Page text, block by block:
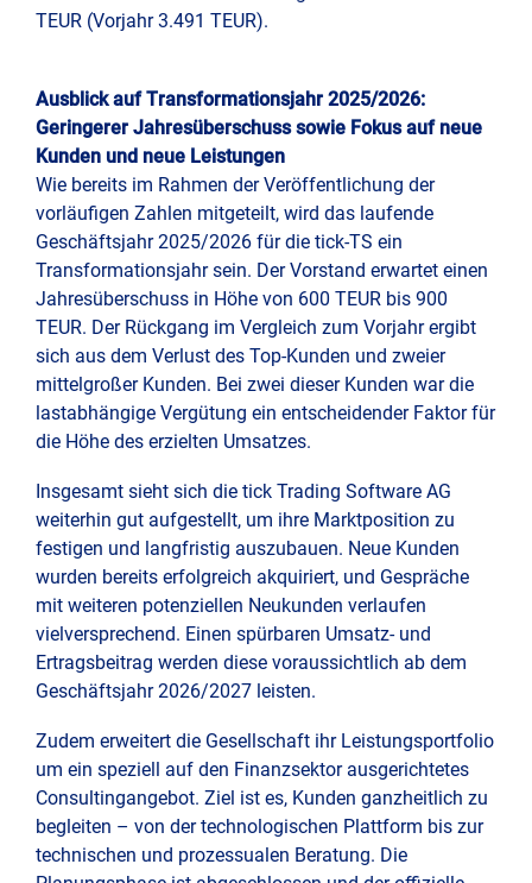
TEUR (Vorjahr 3.491 TEUR).
Ausblick auf Transformationsjahr 2025/2026:
Geringerer Jahresüberschuss sowie Fokus auf neue
Kunden und neue Leistungen
Wie bereits im Rahmen der Veröffentlichung der
vorläufigen Zahlen mitgeteilt, wird das laufende
Geschäftsjahr 2025/2026 für die tick-TS ein
Transformationsjahr sein. Der Vorstand erwartet einen
Jahresüberschuss in Höhe von 600 TEUR bis 900
TEUR. Der Rückgang im Vergleich zum Vorjahr ergibt
sich aus dem Verlust des Top-Kunden und zweier
mittelgroßer Kunden. Bei zwei dieser Kunden war die
lastabhängige Vergütung ein entscheidender Faktor für
die Höhe des erzielten Umsatzes.
Insgesamt sieht sich die tick Trading Software AG
weiterhin gut aufgestellt, um ihre Marktposition zu
festigen und langfristig auszubauen. Neue Kunden
wurden bereits erfolgreich akquiriert, und Gespräche
mit weiteren potenziellen Neukunden verlaufen
vielversprechend. Einen spürbaren Umsatz- und
Ertragsbeitrag werden diese voraussichtlich ab dem
Geschäftsjahr 2026/2027 leisten.
Zudem erweitert die Gesellschaft ihr Leistungsportfolio
um ein speziell auf den Finanzsektor ausgerichtetes
Consultingangebot. Ziel ist es, Kunden ganzheitlich zu
begleiten – von der technologischen Plattform bis zur
technischen und prozessualen Beratung. Die